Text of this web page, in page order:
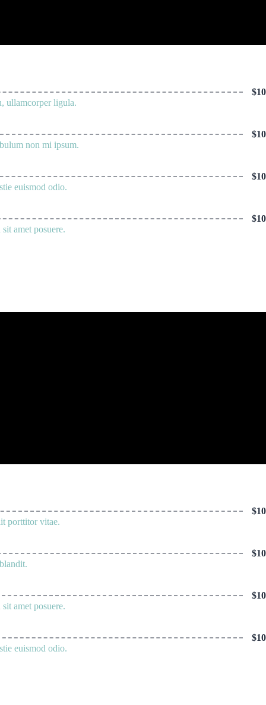
$10
ullamcorper ligula.
$10
non mi ipsum.
$10
euismod odio.
$10
amet posuere.
$10
porttitor vitae.
$10
$10
amet posuere.
$10
euismod odio.